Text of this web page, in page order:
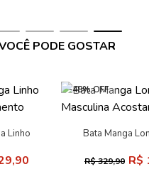
PODE GOSTAR
Linho
-48% OFF
Bata Manga
R$ 329,90 R$